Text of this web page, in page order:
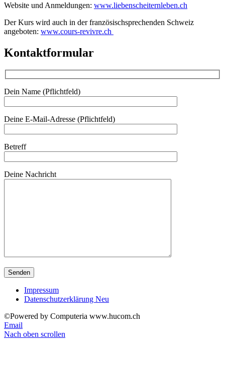
Website und Anmeldungen: www.liebenscheiternleben.ch
Der Kurs wird auch in der französischsprechenden Schweiz
angeboten: www.cours-revivre.ch
Kontaktformular
Dein Name (Pflichtfeld)
Deine E-Mail-Adresse (Pflichtfeld)
Betreff
Deine Nachricht
Impressum
Datenschutzerklärung Neu
©Powered by Computeria www.hucom.ch
Email
Nach oben scrollen